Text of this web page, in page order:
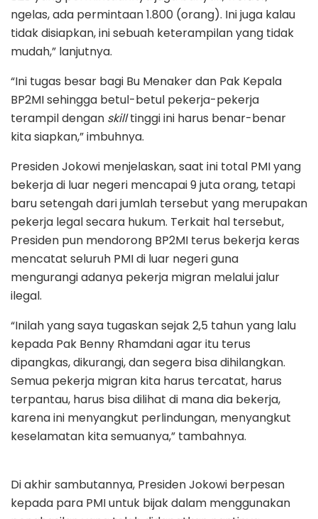
ngelas, ada permintaan 1.800 (orang). Ini juga kalau
tidak disiapkan, ini sebuah keterampilan yang tidak
mudah,” lanjutnya.
“Ini tugas besar bagi Bu Menaker dan Pak Kepala
BP2MI sehingga betul-betul pekerja-pekerja
terampil dengan skilltinggi ini harus benar-benar
kita siapkan,” imbuhnya.
Presiden Jokowi menjelaskan, saat ini total PMI yang
bekerja di luar negeri mencapai 9 juta orang, tetapi
baru setengah dari jumlah tersebut yang merupakan
pekerja legal secara hukum. Terkait hal tersebut,
Presiden pun mendorong BP2MI terus bekerja keras
mencatat seluruh PMI di luar negeri guna
mengurangi adanya pekerja migran melalui jalur
ilegal.
“Inilah yang saya tugaskan sejak 2,5 tahun yang lalu
kepada Pak Benny Rhamdani agar itu terus
dipangkas, dikurangi, dan segera bisa dihilangkan.
Semua pekerja migran kita harus tercatat, harus
terpantau, harus bisa dilihat di mana dia bekerja,
karena ini menyangkut perlindungan, menyangkut
keselamatan kita semuanya,” tambahnya.
Di akhir sambutannya, Presiden Jokowi berpesan
kepada para PMI untuk bijak dalam menggunakan